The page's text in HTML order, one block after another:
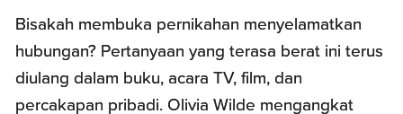
Bisakah membuka pernikahan menyelamatkan
hubungan? Pertanyaan yang terasa berat ini terus
diulang dalam buku, acara TV, film, dan
percakapan pribadi. Olivia Wilde mengangkat